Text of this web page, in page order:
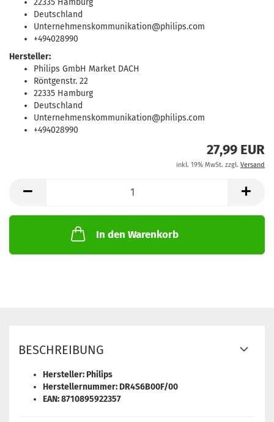
22335 Hamburg
Deutschland
Unternehmenskommunikation@philips.com
+494028990
Hersteller:
Philips GmbH Market DACH
Röntgenstr. 22
22335 Hamburg
Deutschland
Unternehmenskommunikation@philips.com
+494028990
27,99 EUR
inkl. 19% MwSt. zzgl. Versand
In den Warenkorb
BESCHREIBUNG
Hersteller: Philips
Herstellernummer: DR4S6B00F/00
EAN: 8710895922357